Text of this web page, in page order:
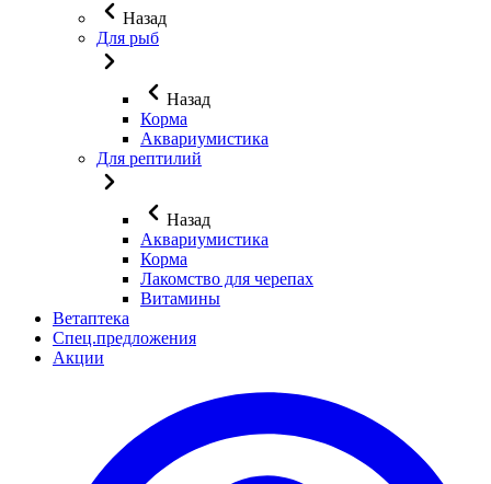
Назад
Для рыб
Назад
Корма
Аквариумистика
Для рептилий
Назад
Аквариумистика
Корма
Лакомство для черепах
Витамины
Ветаптека
Спец.предложения
Акции